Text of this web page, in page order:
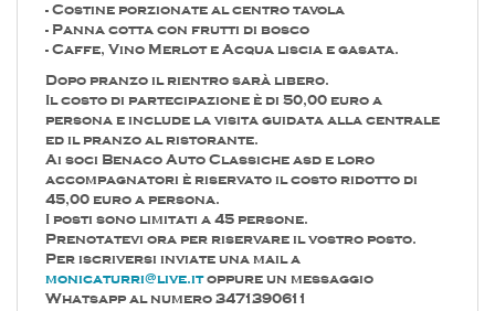
- Costine porzionate al centro tavola
- Panna cotta con frutti di bosco
- Caffe, Vino Merlot e Acqua liscia e gasata.
Dopo pranzo il rientro sarà libero.
Il costo di partecipazione è di 50,00 euro a
persona e include la visita guidata alla centrale
ed il pranzo al ristorante.
Ai soci Benaco Auto Classiche asd e loro
accompagnatori è riservato il costo ridotto di
45,00 euro a persona.
I posti sono limitati a 45 persone.
Prenotatevi ora per riservare il vostro posto.
Per iscriversi inviate una mail a
monicaturri@live.itoppure un messaggio
Whatsapp al numero 3471390611